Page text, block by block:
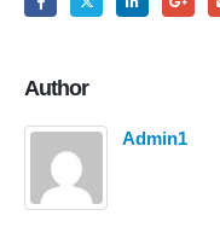
Author
Admin1